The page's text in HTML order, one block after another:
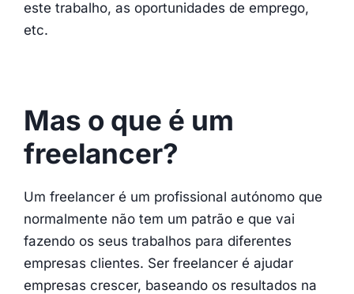
este trabalho, as oportunidades de emprego,
etc.
Mas o que é um
freelancer?
Um freelancer é um profissional autónomo que
normalmente não tem um patrão e que vai
fazendo os seus trabalhos para diferentes
empresas clientes. Ser freelancer é ajudar
empresas crescer, baseando os resultados na